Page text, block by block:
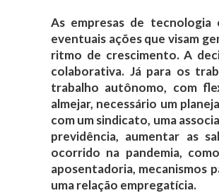
As empresas de
eventuais ações que visam
ritmo de crescimento. A
colaborativa. Já para os
trabalho autônomo, com
almejar, necessário um
com um sindicato, uma
previdência, aumentar as
ocorrido na pandemia,
aposentadoria, mecanismos
uma relação empregatícia.